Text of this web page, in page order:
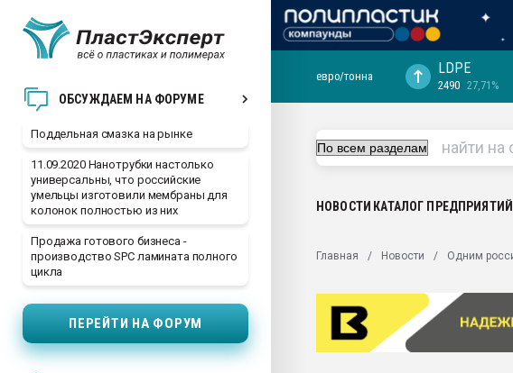
ОБСУЖДАЕМ НА ФОРУМЕ
Поддельная смазка на рынке
11.09.2020 Нанотрубки настолько
универсальны, что российские
умельцы изготовили мембраны для
колонок полностью из них
Продажа готового бизнеса -
производство SPC ламината полного
цикла
ПЕРЕЙТИ НА ФОРУМ
ближайшее подмосковье, с.-в.
Подмосковье, Москва
первый план в переработке
28.07.2026 "Технониколь" довольна
ситуацией на строительном рынке
Всё, что касается выдува ПЭТ
Материал поверхности пуансона для
евро/тонна LDPE
2490 27,71%
НОВОСТИ КАТАЛОГ ПРЕДПРИЯТИЙ
Главная Новости Одним